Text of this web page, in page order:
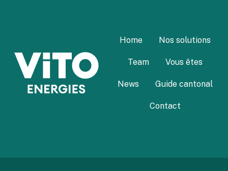
Home Nos solutions
Team Vous êtes
News Guide cantonal
Contact